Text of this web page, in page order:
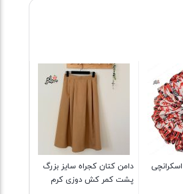
دامن کتان کجراه سایز بزرگ
پشت کمر کش دوزی کرم